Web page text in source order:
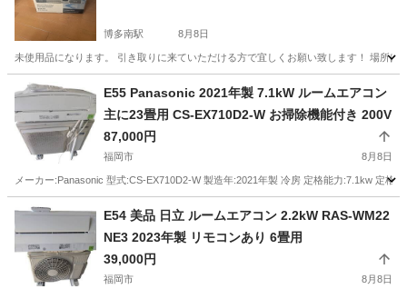
博多南駅 8月8日
未使用品になります。 引き取りに来ていただける方で宜しくお願い致します！ 場所は
福岡
E55 Panasonic 2021年製 7.1kW ルームエアコン
主に23畳用 CS-EX710D2-W お掃除機能付き 200V
87,000円
福岡市 8月8日
メーカー:Panasonic 型式:CS-EX710D2-W 製造年:2021年製 冷房 定格能力:7.1kw 定格
福岡 季節、空調家電
E54 美品 日立 ルームエアコン 2.2kW RAS-WM22
NE3 2023年製 リモコンあり 6畳用
39,000円
福岡市 8月8日